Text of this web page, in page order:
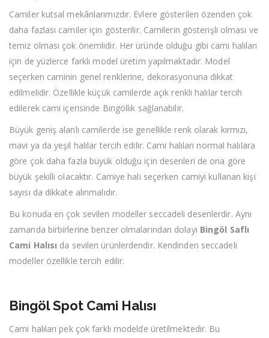
Camiler kutsal mekânlarımızdır. Evlere gösterilen özenden çok
daha fazlası camiler için gösterilir. Camilerin gösterişli olması ve
temiz olması çok önemlidir. Her üründe olduğu gibi cami halıları
için de yüzlerce farklı model üretim yapılmaktadır. Model
seçerken caminin genel renklerine, dekorasyonuna dikkat
edilmelidir. Özellikle küçük camilerde açık renkli halılar tercih
edilerek cami içerisinde Bingöllık sağlanabilir.
Büyük geniş alanlı camilerde ise genellikle renk olarak kırmızı,
mavi ya da yeşil halılar tercih edilir. Cami halıları normal halılara
göre çok daha fazla büyük olduğu için desenleri de ona göre
büyük şekilli olacaktır. Camiye halı seçerken camiyi kullanan kişi
sayısı da dikkate alınmalıdır.
Bu konuda en çok sevilen modeller seccadeli desenlerdir. Aynı
zamanda birbirlerine benzer olmalarından dolayı Bingöl Saflı
Cami Halısı da sevilen ürünlerdendir. Kendinden seccadeli
modeller özellikle tercih edilir.
Bingöl Spot Cami Halısı
Cami halıları pek çok farklı modelde üretilmektedir. Bu